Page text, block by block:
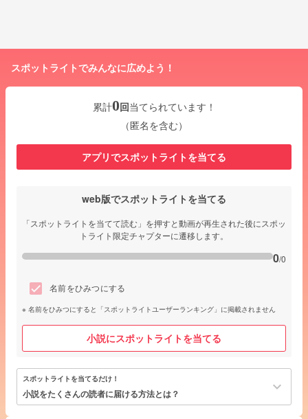
スポットライトでみんなに広めよう！
累計0回当てられています！
（匿名を含む）
アプリでスポットライトを当てる
web版でスポットライトを当てる
「スポットライトを当てて読む」を押すと動画が再生された後にスポッ
トライト限定チャプターに遷移します。
0/0
名前をひみつにする
名前をひみつにすると「スポットライトユーザーランキング」に掲載されません
小説にスポットライトを当てる
スポットライトを当てるだけ！
小説をたくさんの読者に届ける方法とは？ keyboard_arrow_down